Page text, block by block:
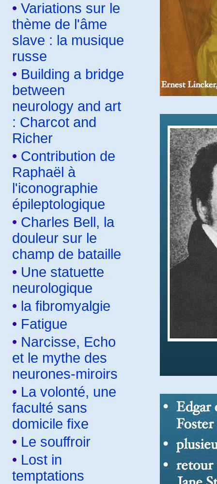
• Variations sur le
thème de l'âme
slave : la musique
russe
• Building a bridge
between
neurology and art
: Charcot and
Richer
• Contribution de
Raphaël à
l'iconographie
épileptologique
• Charles Bell, la
douleur sur le
champ de bataille
• Une statuette
neurologique
• la fibromyalgie
• Fatigue
• Narcisse, Echo
et le mythe des
neurones-miroirs
• La volonté, une
faculté sans
domicile fixe
• Le souffroir
• Lost in
temptations